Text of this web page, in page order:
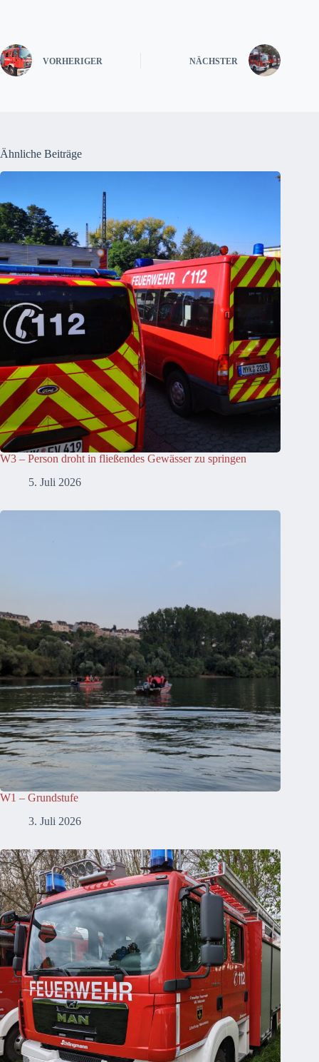
VORHERIGER NÄCHSTER
Ähnliche Beiträge
W3 – Person droht in fließendes Gewässer zu springen
5. Juli 2026
W1 – Grundstufe
3. Juli 2026